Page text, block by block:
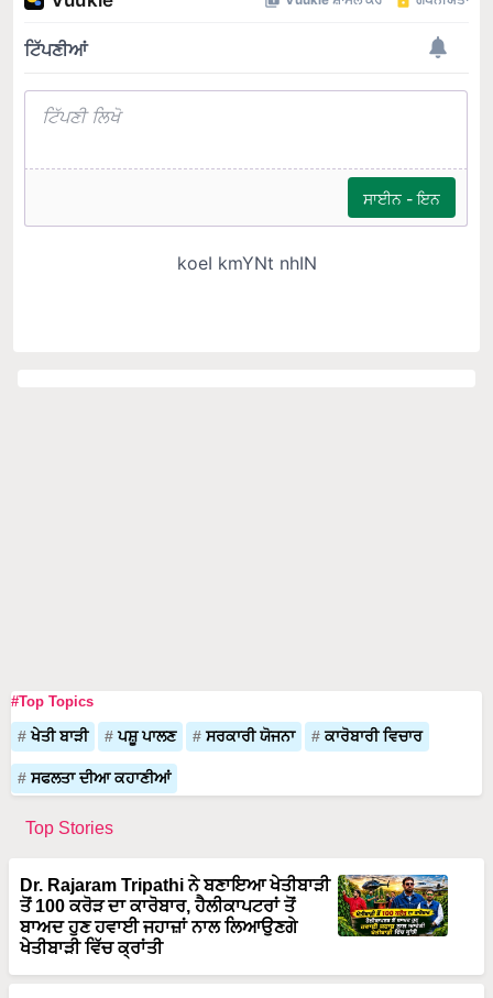
#Top Topics
ਖੇਤੀ ਬਾੜੀ ਪਸ਼ੂ ਪਾਲਣ ਸਰਕਾਰੀ ਯੋਜਨਾ ਕਾਰੋਬਾਰੀ ਵਿਚਾਰ
ਸਫਲਤਾ ਦੀਆ ਕਹਾਣੀਆਂ
Top Stories
Dr. Rajaram Tripathi ਨੇ ਬਣਾਇਆ ਖੇਤੀਬਾੜੀ
ਤੋਂ 100 ਕਰੋੜ ਦਾ ਕਾਰੋਬਾਰ, ਹੈਲੀਕਾਪਟਰਾਂ ਤੋਂ
ਬਾਅਦ ਹੁਣ ਹਵਾਈ ਜਹਾਜ਼ਾਂ ਨਾਲ ਲਿਆਉਣਗੇ
ਖੇਤੀਬਾੜੀ ਵਿੱਚ ਕ੍ਰਾਂਤੀ